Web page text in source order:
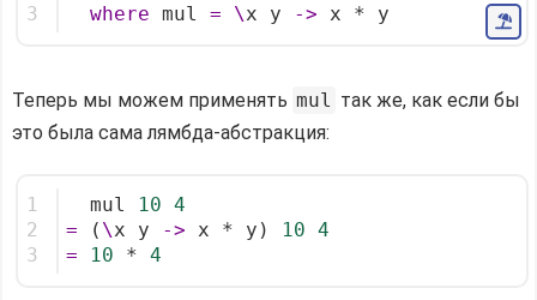
3 where mul = \x y -> x * y
Теперь мы можем применять mul так же, как если бы
это была сама лямбда-абстракция:
1
2
3
  mul
10
4
= ( \x y -> x * y) 10
4
=
10 * 4